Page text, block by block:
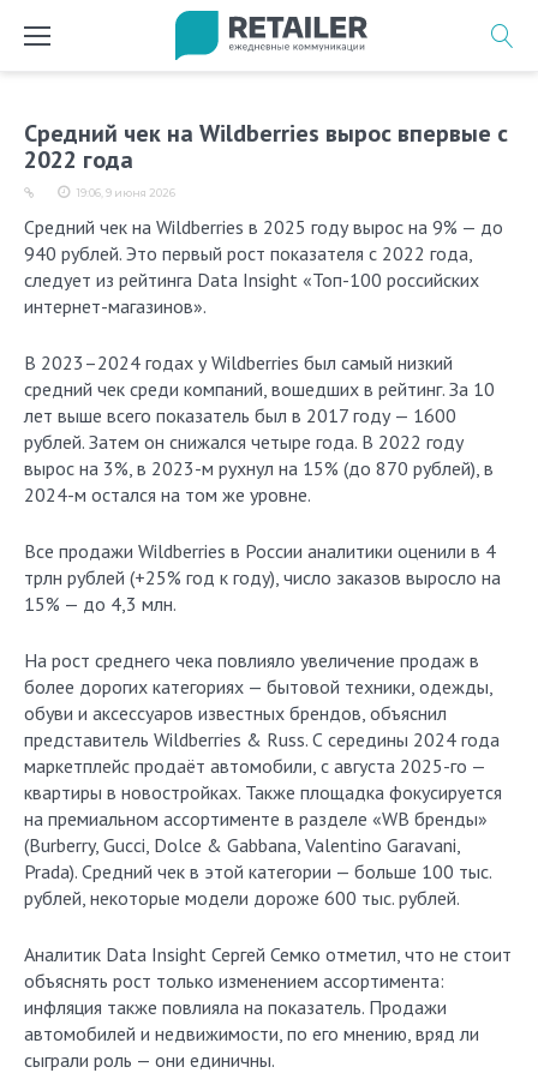
Средний чек на Wildberries вырос впервые с
2022 года
19:06, 9 июня 2026
Средний чек на Wildberries в 2025 году вырос на 9% — до
940 рублей. Это первый рост показателя с 2022 года,
следует из рейтинга Data Insight «Топ-100 российских
интернет-магазинов».
В 2023–2024 годах у Wildberries был самый низкий
средний чек среди компаний, вошедших в рейтинг. За 10
лет выше всего показатель был в 2017 году — 1600
рублей. Затем он снижался четыре года. В 2022 году
вырос на 3%, в 2023-м рухнул на 15% (до 870 рублей), в
2024-м остался на том же уровне.
Все продажи Wildberries в России аналитики оценили в 4
трлн рублей (+25% год к году), число заказов выросло на
15% — до 4,3 млн.
На рост среднего чека повлияло увеличение продаж в
более дорогих категориях — бытовой техники, одежды,
обуви и аксессуаров известных брендов, объяснил
представитель Wildberries & Russ. С середины 2024 года
маркетплейс продаёт автомобили, с августа 2025-го —
квартиры в новостройках. Также площадка фокусируется
на премиальном ассортименте в разделе «WB бренды»
(Burberry, Gucci, Dolce & Gabbana, Valentino Garavani,
Prada). Средний чек в этой категории — больше 100 тыс.
рублей, некоторые модели дороже 600 тыс. рублей.
Аналитик Data Insight Сергей Семко отметил, что не стоит
объяснять рост только изменением ассортимента:
инфляция также повлияла на показатель. Продажи
автомобилей и недвижимости, по его мнению, вряд ли
сыграли роль — они единичны.